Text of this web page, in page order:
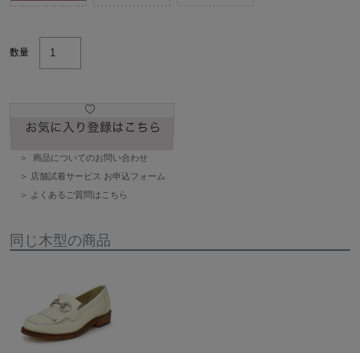
数量
商品についてのお問い合わせ
店舗試着サービス お申込フォーム
よくあるご質問はこちら
同じ木型の商品